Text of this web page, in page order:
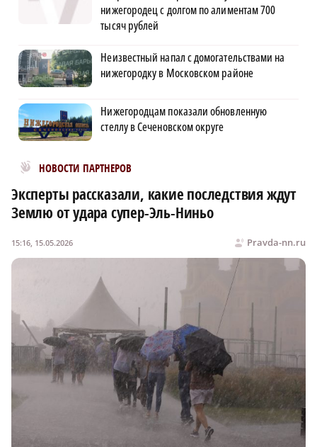
нижегородец с долгом по алиментам 700
тысяч рублей
Неизвестный напал с домогательствами на
нижегородку в Московском районе
Нижегородцам показали обновленную
стеллу в Сеченовском округе
НОВОСТИ ПАРТНЕРОВ
Новости МирТесен
Эксперты рассказали, какие последствия ждут
Землю от удара супер-Эль-Ниньо
Pravda-nn.ru
15:16, 15.05.2026